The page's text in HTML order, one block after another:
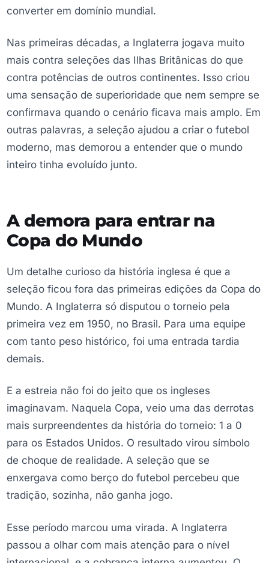
converter em domínio mundial.
Nas primeiras décadas, a Inglaterra jogava muito
mais contra seleções das Ilhas Britânicas do que
contra potências de outros continentes. Isso criou
uma sensação de superioridade que nem sempre se
confirmava quando o cenário ficava mais amplo. Em
outras palavras, a seleção ajudou a criar o futebol
moderno, mas demorou a entender que o mundo
inteiro tinha evoluído junto.
A demora para entrar na
Copa do Mundo
Um detalhe curioso da história inglesa é que a
seleção ficou fora das primeiras edições da Copa do
Mundo. A Inglaterra só disputou o torneio pela
primeira vez em 1950, no Brasil. Para uma equipe
com tanto peso histórico, foi uma entrada tardia
demais.
E a estreia não foi do jeito que os ingleses
imaginavam. Naquela Copa, veio uma das derrotas
mais surpreendentes da história do torneio: 1 a 0
para os Estados Unidos. O resultado virou símbolo
de choque de realidade. A seleção que se
enxergava como berço do futebol percebeu que
tradição, sozinha, não ganha jogo.
Esse período marcou uma virada. A Inglaterra
passou a olhar com mais atenção para o nível